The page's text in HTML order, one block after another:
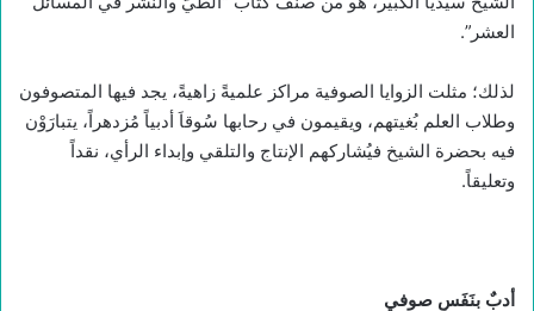
العشر”.
لذلك؛ مثلت الزوايا الصوفية مراكز علميةً زاهيةً، يجد فيها المتصوفون
وطلاب العلم بُغيتهم، ويقيمون في رحابها سُوقاَ أدبياً مُزدهراً، يتبارَوْن
فيه بحضرة الشيخ فيُشاركهم الإنتاج والتلقي وإبداء الرأي، نقداً
وتعليقاً.
أدبٌ بنَفَسٍ صوفي